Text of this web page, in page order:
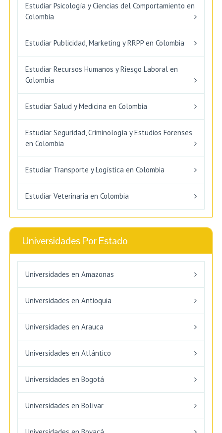
Estudiar Psicología y Ciencias del Comportamiento en
Colombia
Estudiar Publicidad, Marketing y RRPP en Colombia
Estudiar Recursos Humanos y Riesgo Laboral en
Colombia
Estudiar Salud y Medicina en Colombia
Estudiar Seguridad, Criminología y Estudios Forenses
en Colombia
Estudiar Transporte y Logística en Colombia
Estudiar Veterinaria en Colombia
Universidades Por Estado
Universidades en Amazonas
Universidades en Antioquia
Universidades en Arauca
Universidades en Atlántico
Universidades en Bogotá
Universidades en Bolívar